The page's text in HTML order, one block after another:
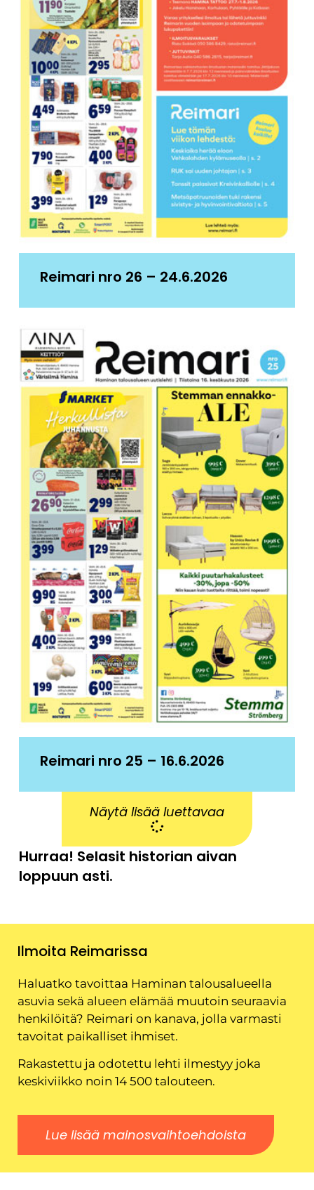
Reimari nro 26 – 24.6.2026
Reimari nro 25 – 16.6.2026
Näytä lisää luettavaa
Hurraa! Selasit historian aivan
loppuun asti.
Ilmoita Reimarissa
Haluatko tavoittaa Haminan talousalueella
asuvia sekä alueen elämää muutoin seuraavia
henkilöitä? Reimari on kanava, jolla varmasti
tavoitat paikalliset ihmiset.
Rakastettu ja odotettu lehti ilmestyy joka
keskiviikko noin 14 500 talouteen.
Lue lisää mainosvaihtoehdoista